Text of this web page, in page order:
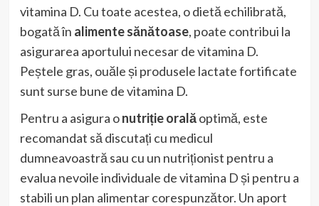
vitamina D. Cu toate acestea, o dietă echilibrată,
bogată în alimente sănătoase, poate contribui la
asigurarea aportului necesar de vitamina D.
Peștele gras, ouăle și produsele lactate fortificate
sunt surse bune de vitamina D.
Pentru a asigura onutriție oralăoptimă, este
recomandat să discutați cu medicul
dumneavoastră sau cu un nutriționist pentru a
evalua nevoile individuale de vitamina D și pentru a
stabili un plan alimentar corespunzător. Un aport